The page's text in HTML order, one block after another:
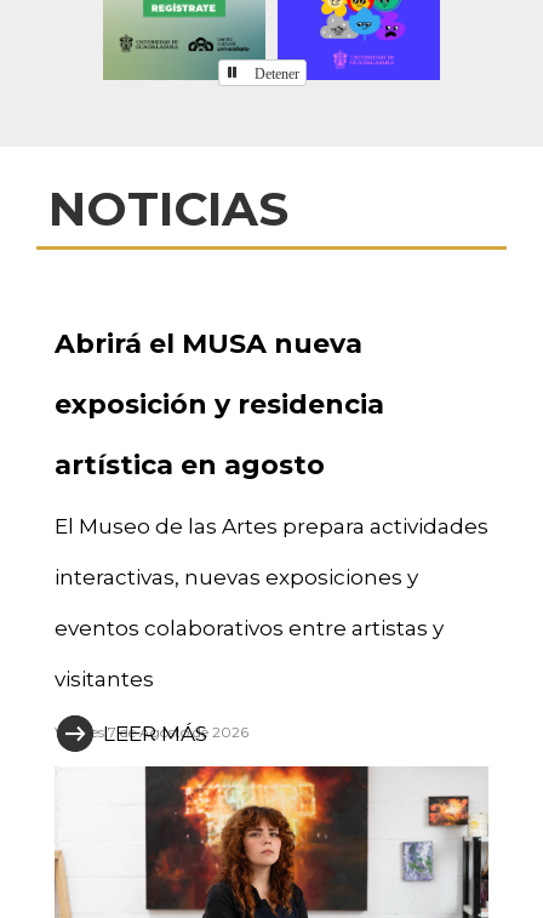
Detener
NOTICIAS
Abrirá el MUSA nueva
exposición y residencia
artística en agosto
El Museo de las Artes prepara actividades
interactivas, nuevas exposiciones y
eventos colaborativos entre artistas y
visitantes
Viernes 7 de Agosto de 2026
LEER MÁS